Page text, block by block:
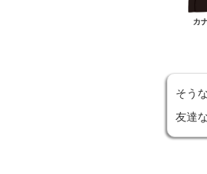
カ
そう
友達